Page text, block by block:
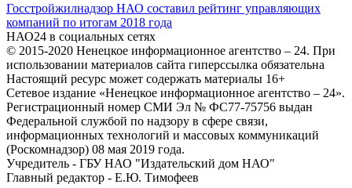
Госстройжилнадзор НАО составил рейтинг управляющих
компаний по итогам 2018 года
НАО24 в социальных сетях
© 2015-2020 Ненецкое информационное агентство – 24. При
использовании материалов сайта гиперссылка обязательна
Настоящий ресурс может содержать материалы 16+
Сетевое издание «Ненецкое информационное агентство – 24».
Регистрационный номер СМИ Эл № ФС77-75756 выдан
Федеральной службой по надзору в сфере связи,
информационных технологий и массовых коммуникаций
(Роскомнадзор) 08 мая 2019 года.
Учредитель - ГБУ НАО "Издательский дом НАО"
Главный редактор - Е.Ю. Тимофеев